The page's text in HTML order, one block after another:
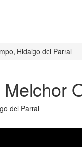
Hidalgo del Parral
del Parral